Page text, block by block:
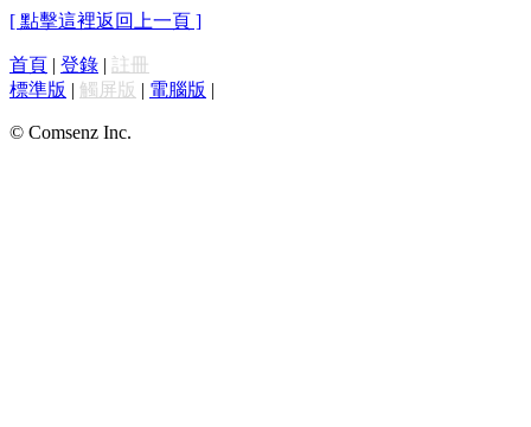
[ 點擊這裡返回上一頁 ]
首頁 | 登錄 | 註冊
標準版 | 觸屏版 | 電腦版 |
© Comsenz Inc.